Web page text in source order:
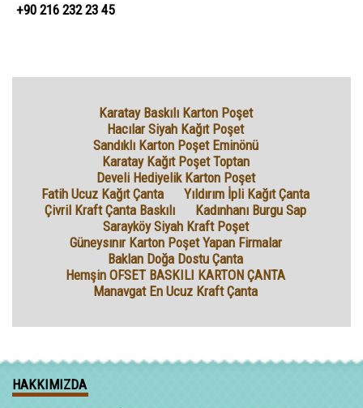
+90 216 232 23 45
Karatay Baskılı Karton Poşet
Hacılar Siyah Kağıt Poşet
Sandıklı Karton Poşet Eminönü
Karatay Kağıt Poşet Toptan
Develi Hediyelik Karton Poşet
Fatih Ucuz Kağıt Çanta
Yıldırım İpli Kağıt Çanta
Çivril Kraft Çanta Baskılı
Kadınhanı Burgu Sap
Sarayköy Siyah Kraft Poşet
Güneysınır Karton Poşet Yapan Firmalar
Baklan Doğa Dostu Çanta
Hemşin OFSET BASKILI KARTON ÇANTA
Manavgat En Ucuz Kraft Çanta
HAKKIMIZDA